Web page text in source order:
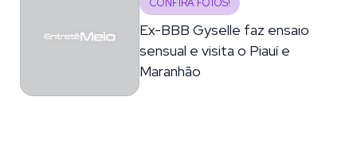
CONFIRA FOTOS!
Ex-BBB Gyselle faz ensaio
sensual e visita o Piauí e
Maranhão